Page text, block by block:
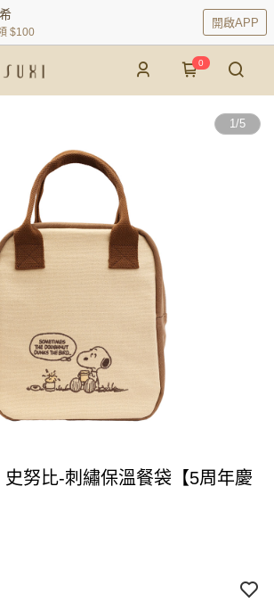
$100
開啟APP
0
1/5
史努比-刺繡保溫餐袋【5周年慶